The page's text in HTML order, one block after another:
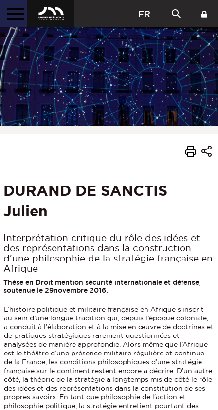
FR
DURAND DE SANCTIS
Julien
Interprétation critique du rôle des idées et
des représentations dans la construction
d’une philosophie de la stratégie française en
Afrique
Thèse en Droit mention sécurité internationale et défense,
soutenue le 29novembre 2016.
L’histoire politique et militaire française en Afrique s’inscrit
au sein d’une longue tradition qui, depuis l’époque coloniale,
a conduit à l’élaboration et à la mise en œuvre de doctrines et
de pratiques stratégiques rarement questionnées et
analysées de manière approfondie. Alors même que l’Afrique
est le théâtre d’une présence militaire régulière et continue
de la France, les conditions philosophiques d’une stratégie
française sur le continent restent encore à décrire. D’un autre
côté, la théorie de la stratégie a longtemps mis de côté le rôle
des idées et des représentations dans la constitution de ses
propres savoirs. En tant que philosophie de l’action et
philosophie politique, la stratégie entretient pourtant des